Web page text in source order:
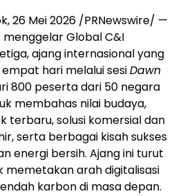
26 Mei 2026 /PRNewswire/ —
menggelar Global C&I
ajang internasional yang
hari melalui sesiDawn
800 peserta dari 50 negara
membahas nilai budaya,
terbaru, solusi komersial dan
serta berbagai kisah sukses
energi bersih. Ajang ini turut
memetakan arah digitalisasi
karbon di masa depan.